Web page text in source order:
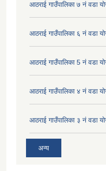
आठराई गाउँपालिका ७ नं वडा
आठराई गाउँपालिका ६ नं वडा
आठराई गाउँपालिका 5 नं वडा
आठराई गाउँपालिका ४ नं वडा
आठराई गाउँपालिका ३ नं वडा
अन्य